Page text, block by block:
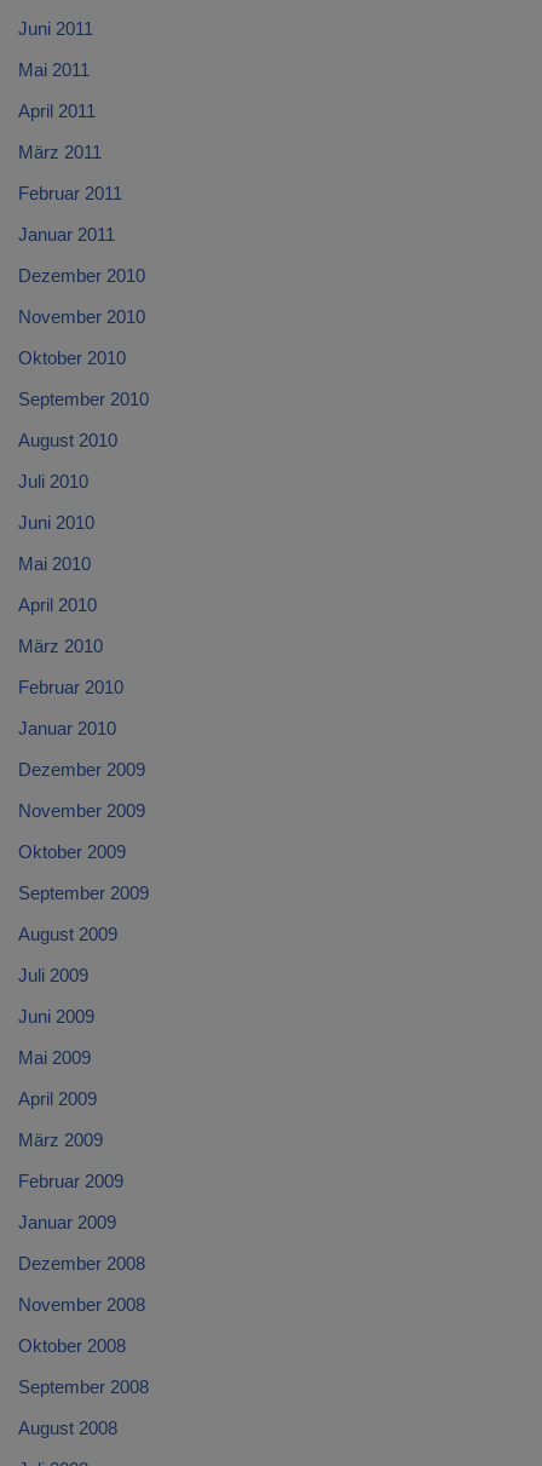
Juni 2011
Mai 2011
April 2011
März 2011
Februar 2011
Januar 2011
Dezember 2010
November 2010
Oktober 2010
September 2010
August 2010
Juli 2010
Juni 2010
Mai 2010
April 2010
März 2010
Februar 2010
Januar 2010
Dezember 2009
November 2009
Oktober 2009
September 2009
August 2009
Juli 2009
Juni 2009
Mai 2009
April 2009
März 2009
Februar 2009
Januar 2009
Dezember 2008
November 2008
Oktober 2008
September 2008
August 2008